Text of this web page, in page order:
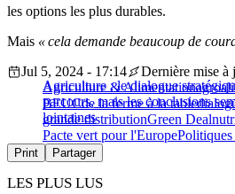
les options les plus durables.
Mais « cela demande beaucoup de
Agriculture : le dialogue
parcours, mais les conclusions
lointaines
Jul 5, 2024 - 17:14
Dernière mise
Agriculture & Alimentation
BEUCde la ferme à la table
grande distributionGreen Deal
Pacte vert pour l'Europe
Print Partager
LES PLUS LUS